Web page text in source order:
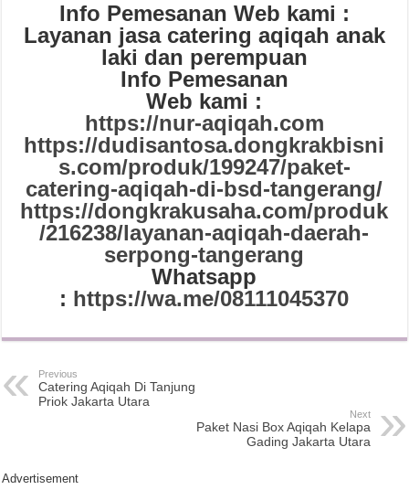
Info Pemesanan Web kami :
Layanan jasa catering aqiqah anak
laki dan perempuan
Info Pemesanan
Web kami :
https://nur-aqiqah.com
https://dudisantosa.dongkrakbisni
s.com/produk/199247/paket-
catering-aqiqah-di-bsd-tangerang/
https://dongkrakusaha.com/produk
/216238/layanan-aqiqah-daerah-
serpong-tangerang
Whatsapp
: https://wa.me/08111045370
Previous
Catering Aqiqah Di Tanjung
Priok Jakarta Utara
Next
Paket Nasi Box Aqiqah Kelapa
Gading Jakarta Utara
Advertisement